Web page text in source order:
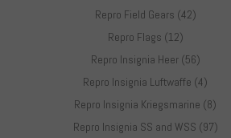
Repro Field Gears (42)
Repro Flags (12)
Repro Insignia Heer (56)
Repro Insignia Luftwaffe (4)
Repro Insignia Kriegsmarine (8)
Repro Insignia SS and WSS (97)